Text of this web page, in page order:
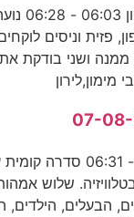
חברות 4
פזית וניסים
ושני בודקת
מימון,לירון
חברות - הג'ינס 06:03 -
שלוש
הבעלים, הילדים,